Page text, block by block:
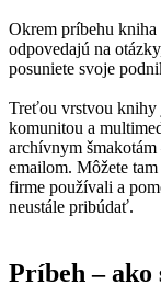
Okrem príbehu
odpovedajú na
posuniete svoje
Treťou vrstvou knihy
komunitou a
archívnym
emailom. Môžete
firme používali a
neustále pribúdať.
Príbeh –